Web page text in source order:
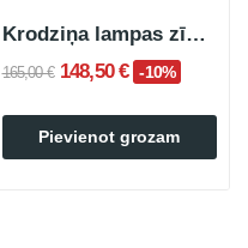
Krodziņa lampas zīme "Fārdista veikals" pelēka
165,00 € 148,50 € -10%
Pievienot grozam